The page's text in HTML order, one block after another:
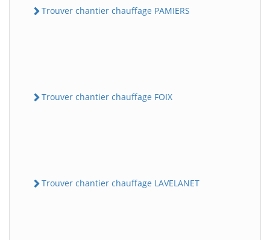
Trouver chantier chauffage PAMIERS
Trouver chantier chauffage FOIX
Trouver chantier chauffage LAVELANET